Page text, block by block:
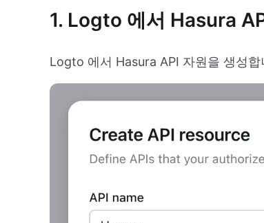
1. Logto 에서 Hasura
Logto 에서 Hasura API 자원을 생성합